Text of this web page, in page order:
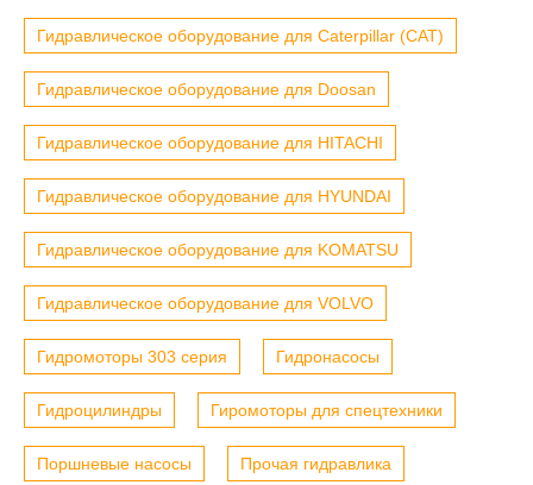
Гидравлическое оборудование для Caterpillar (CAT)
Гидравлическое оборудование для Doosan
Гидравлическое оборудование для HITACHI
Гидравлическое оборудование для HYUNDAI
Гидравлическое оборудование для KOMATSU
Гидравлическое оборудование для VOLVO
Гидромоторы 303 серия Гидронасосы
Гидроцилиндры Гиромоторы для спецтехники
Поршневые насосы Прочая гидравлика